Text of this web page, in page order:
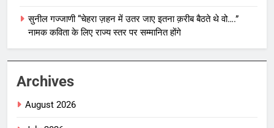
सुनील गज्जाणी “चेहरा ज़हन में उतर जाए इतना क़रीब बैठते थे वो….”
नामक कविता के लिए राज्य स्तर पर सम्मानित होंगे
Archives
August 2026